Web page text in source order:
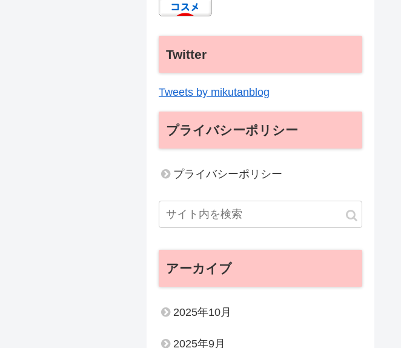
Twitter
Tweets by mikutanblog
プライバシーポリシー
プライバシーポリシー
アーカイブ
2025年10月
2025年9月